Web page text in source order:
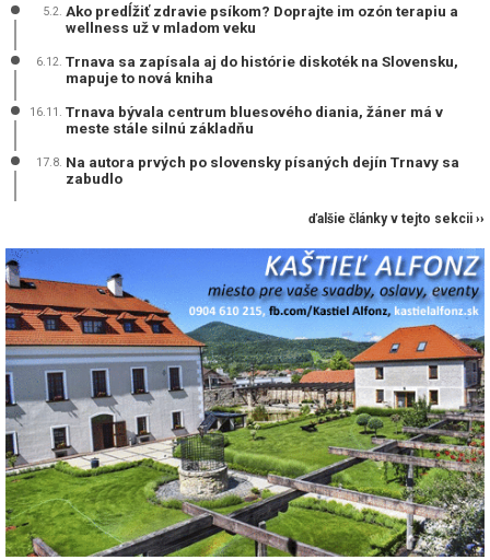
5.2.
Ako predĺžiť zdravie psíkom? Doprajte im ozón terapiu a
wellness už v mladom veku
6.12. Trnava sa zapísala aj do histórie diskoték na Slovensku,
mapuje to nová kniha
16.11.
Trnava bývala centrum bluesového diania, žáner má v
meste stále silnú základňu
17.8. Na autora prvých po slovensky písaných dejín Trnavy sa
zabudlo
ďalšie články v tejto sekcii ››